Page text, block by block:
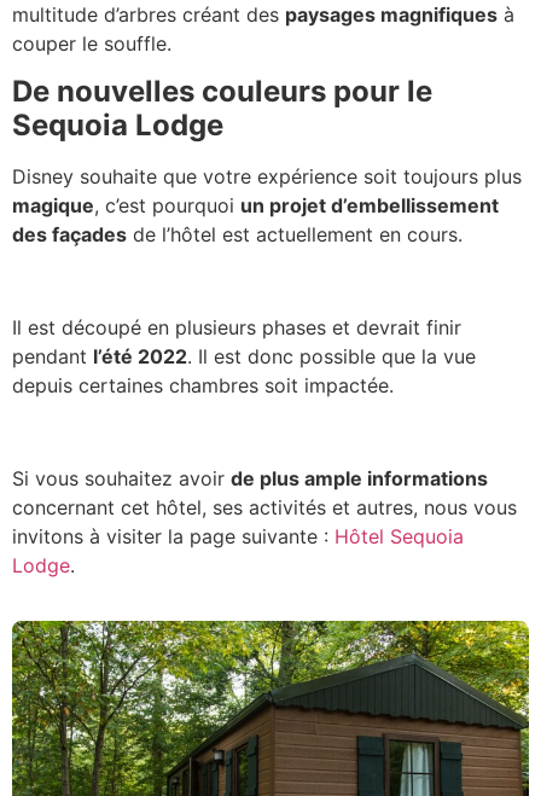
multitude d’arbres créant des paysages magnifiques à
couper le souffle.
De nouvelles couleurs pour le
Sequoia Lodge
Disney souhaite que votre expérience soit toujours plus
magique, c’est pourquoi un projet d’embellissement
des façades de l’hôtel est actuellement en cours.
Il est découpé en plusieurs phases et devrait finir
pendant l’été 2022. Il est donc possible que la vue
depuis certaines chambres soit impactée.
Si vous souhaitez avoir de plus ample informations
concernant cet hôtel, ses activités et autres, nous vous
invitons à visiter la page suivante : Hôtel Sequoia
Lodge.